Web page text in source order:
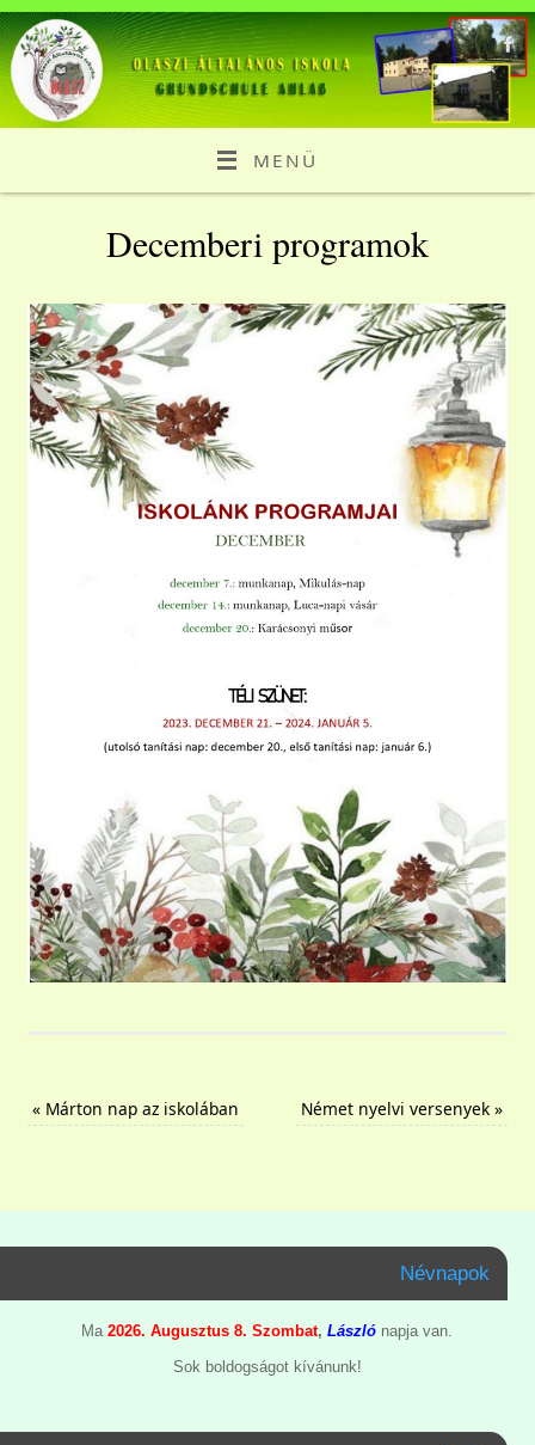
MENÜ
Decemberi programok
«Márton nap az iskolában Német nyelvi versenyek»
Névnapok
Ma 2026. Augusztus 8. Szombat, László napja van.
Sok boldogságot kívánunk!